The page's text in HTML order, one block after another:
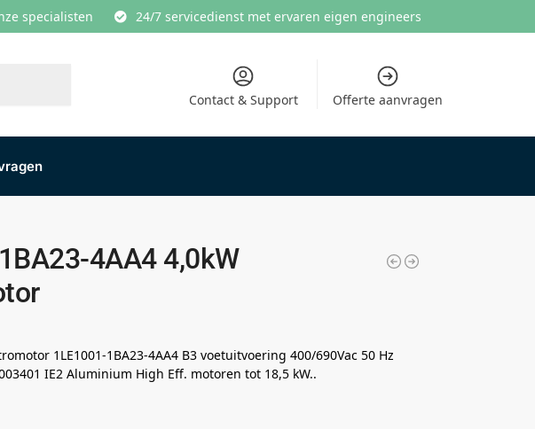
specialisten 24/7 servicedienst met ervaren eigen engineers
Contact & Support Offerte aanvragen
4AA4 4,0kW
1LE1001-1BA23-4AA4 B3 voetuitvoering 400/690Vac 50 Hz
IE2 Aluminium High Eff. motoren tot 18,5 kW..